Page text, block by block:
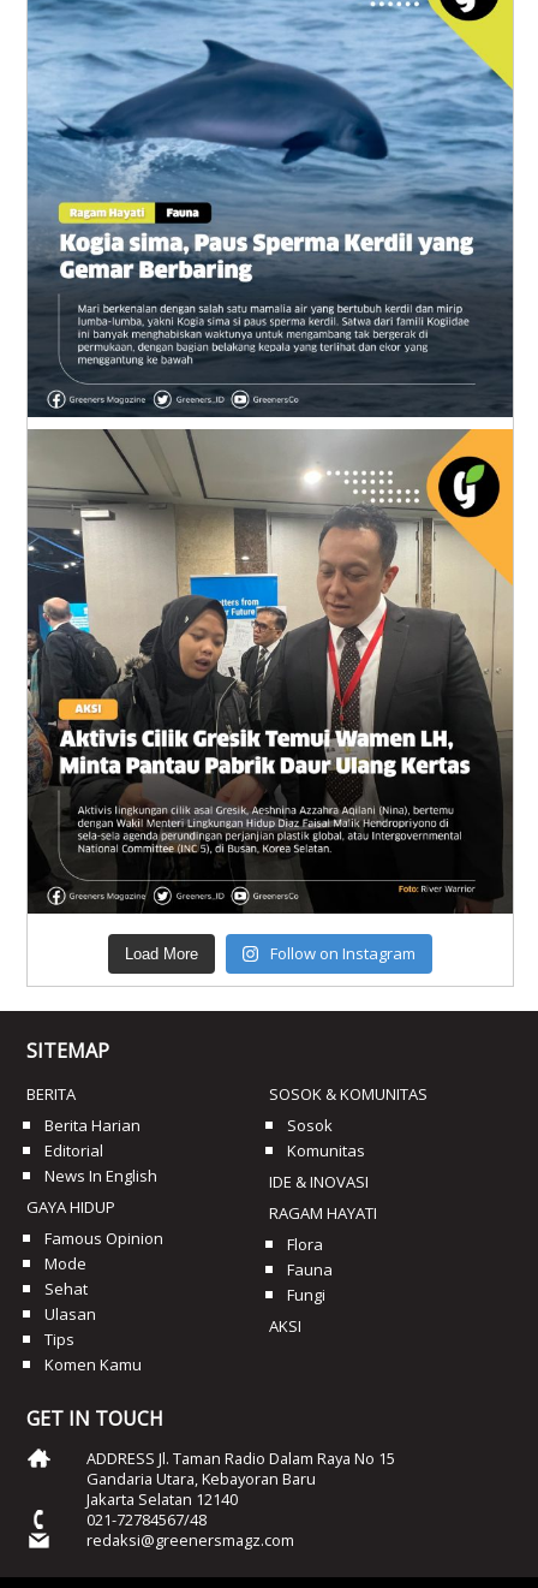
Load More Follow on Instagram
SITEMAP
BERITA
Berita Harian
Editorial
News In English
GAYA HIDUP
Famous Opinion
Mode
Sehat
Ulasan
Tips
Komen Kamu
SOSOK & KOMUNITAS
Sosok
Komunitas
IDE & INOVASI
RAGAM HAYATI
Flora
Fauna
Fungi
AKSI
GET IN TOUCH
ADDRESS Jl. Taman Radio Dalam Raya No 15
Gandaria Utara, Kebayoran Baru
Jakarta Selatan 12140
021-72784567/48
redaksi@greenersmagz.com